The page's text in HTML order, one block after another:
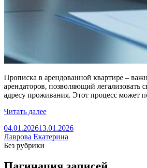
Прописка в арендованной квартире –
арендаторов, позволяющий легализовать
адресу проживания. Этот процесс может
Читать далее
04.01.202613.01.2026
Лаврова Екатерина
Без рубрики